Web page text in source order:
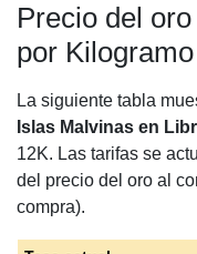
Precio del
por
La siguiente tabla
Islas Malvinas en
12K. Las tarifas se
del precio del oro al
compra).